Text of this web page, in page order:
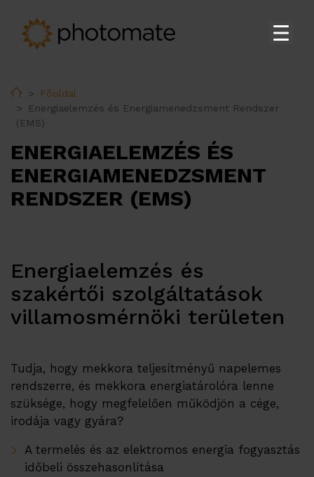
HomeFőoldal
Energiaelemzés és Energiamenedzsment Rendszer
(EMS)
ENERGIAELEMZÉS ÉS
ENERGIAMENEDZSMENT
RENDSZER (EMS)
Energiaelemzés és
szakértői szolgáltatások
villamosmérnöki területen
Tudja, hogy mekkora teljesítményű napelemes
rendszerre, és mekkora energiatárolóra lenne
szüksége, hogy megfelelően működjön a cége,
irodája vagy gyára?
A termelés és az elektromos energia fogyasztás
időbeli összehasonlítása
Termékek
Szolgáltatások
EMS
Műszaki támogatás
Rólunk
Karrier
Partner Program
Kapcsolat